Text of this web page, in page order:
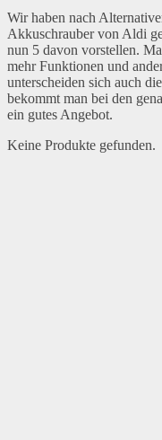
Wir haben nach
Akkuschrauber von Aldi
nun 5 davon vorstellen.
mehr Funktionen und
unterscheiden sich auch
bekommt man bei den
ein gutes Angebot.
Keine Produkte gefunden.